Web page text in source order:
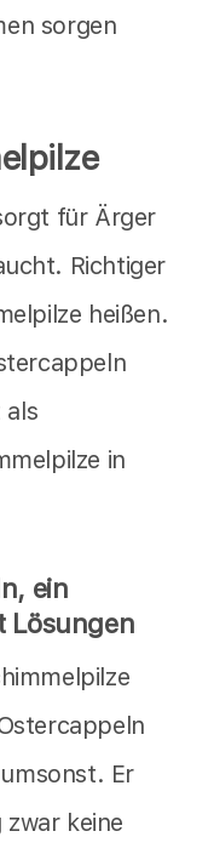
sorgen
für Ärger
Richtiger
heißen.
als
in
ein
Lösungen
Er
keine